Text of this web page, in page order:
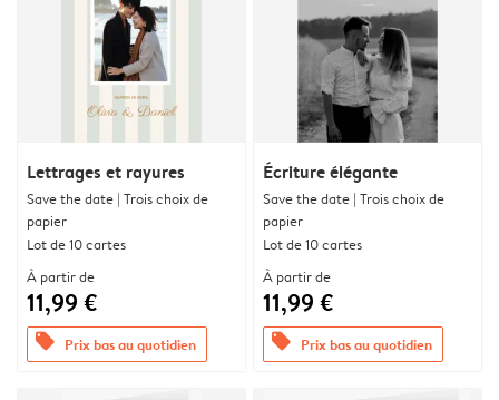
Lettrages et rayures
Save the date | Trois choix de
papier
Lot de 10 cartes
À partir de
11,99 €
offers Prix bas au quotidien
Écriture élégante
Save the date | Trois choix de
papier
Lot de 10 cartes
À partir de
11,99 €
offers Prix bas au quotidien